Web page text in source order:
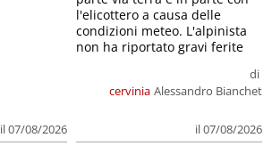
il 07/08/2026
cervinia
di
Alessandro Bianchet
il 07/08/2026
l'elicottero a causa delle
condizioni meteo. L'alpinista
non ha riportato gravi ferite